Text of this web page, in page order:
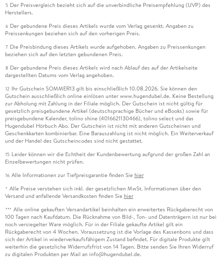
5 Der Preisvergleich bezieht sich auf die unverbindliche Preisempfehlung (UVP) des
Herstellers.
6 Der gebundene Preis dieses Artikels wurde vom Verlag gesenkt. Angaben zu
Preissenkungen beziehen sich auf den vorherigen Preis.
7 Die Preisbindung dieses Artikels wurde aufgehoben. Angaben zu Preissenkungen
beziehen sich auf den letzten gebundenen Preis.
8 Der gebundene Preis dieses Artikels wird nach Ablauf des auf der Artikelseite
dargestellten Datums vom Verlag angehoben.
12 Ihr Gutschein SOMMER13 gilt bis einschließlich 10.08.2026. Sie können den
Gutschein ausschließlich online einlösen unter www.hugendubel.de. Keine Bestellung
zur Abholung mit Zahlung in der Filiale möglich. Der Gutschein ist nicht gültig für
gesetzlich preisgebundene Artikel (deutschsprachige Bücher und eBooks) sowie für
preisgebundene Kalender, tolino shine (4016621130466), tolino select und das
Hugendubel Hörbuch Abo. Der Gutschein ist nicht mit anderen Gutscheinen und
Geschenkkarten kombinierbar. Eine Barauszahlung ist nicht möglich. Ein Weiterverkauf
und der Handel des Gutscheincodes sind nicht gestattet.
15 Leider können wir die Echtheit der Kundenbewertung aufgrund der großen Zahl an
Einzelbewertungen nicht prüfen.
16 Alle Informationen zur Tiefpreisgarantie finden Sie hier
* Alle Preise verstehen sich inkl. der gesetzlichen MwSt. Informationen über den
Versand und anfallende Versandkosten finden Sie hier
*** Alle online gekauften Versandartikel beinhalten ein erweitertes Rückgaberecht von
100 Tagen nach Kaufdatum. Die Rücknahme von Bild-, Ton- und Datenträgern ist nur bei
noch versiegelter Ware möglich. Für in der Filiale gekaufte Artikel gilt ein
Rückgaberecht von 4 Wochen. Voraussetzung ist die Vorlage des Kassenbons und dass
sich der Artikel in wiederverkaufsfähigem Zustand befindet. Für digitale Produkte gilt
weiterhin die gesetzliche Widerrufsfrist von 14 Tagen. Bitte senden Sie Ihren Widerruf
zu digitalen Produkten per Mail an info@hugendubel.de.